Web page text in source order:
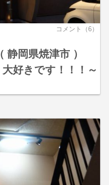
コメント（6）
静岡県焼津市 ）
好きです！！！～